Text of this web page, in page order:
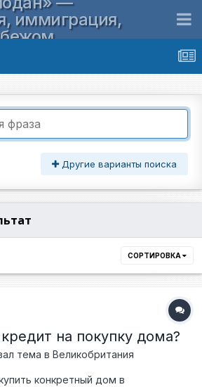
иммиграция,
Другие варианты поиска
СОРТИРОВКА
на покупку дома?
тема в Великобритания
конкретный дом в